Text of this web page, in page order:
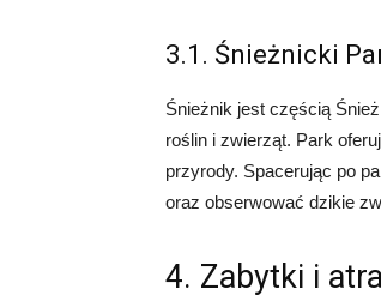
3.1. Śnieżnicki
Śnieżnik jest częścią
roślin i zwierząt. Park
przyrody. Spacerując po
oraz obserwować dzikie
4. Zabytki i